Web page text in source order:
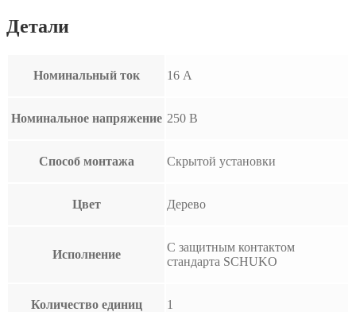
Детали
Номинальный ток 16 А
Номинальное напряжение 250 В
Способ монтажа Скрытой установки
Цвет Дерево
Исполнение
С защитным контактом
стандарта SCHUKO
Количество единиц 1